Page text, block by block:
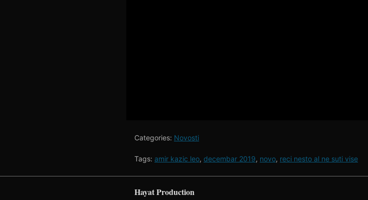
Categories: Novosti
Tags: amir kazic leo, decembar 2019, novo, reci nesto al ne suti vise
Hayat Production